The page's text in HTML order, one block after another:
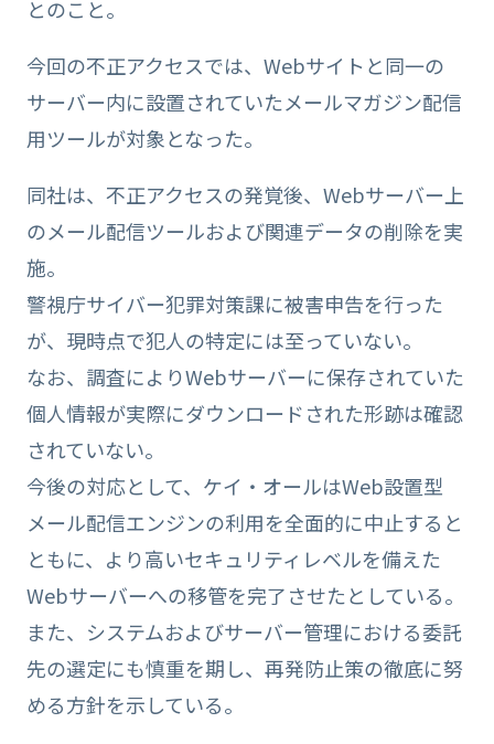
とのこと。
今回の不正アクセスでは、Webサイトと同一の
サーバー内に設置されていたメールマガジン配信
用ツールが対象となった。
同社は、不正アクセスの発覚後、Webサーバー上
のメール配信ツールおよび関連データの削除を実
施。
警視庁サイバー犯罪対策課に被害申告を行った
が、現時点で犯人の特定には至っていない。
なお、調査によりWebサーバーに保存されていた
個人情報が実際にダウンロードされた形跡は確認
されていない。
今後の対応として、ケイ・オールはWeb設置型
メール配信エンジンの利用を全面的に中止すると
ともに、より高いセキュリティレベルを備えた
Webサーバーへの移管を完了させたとしている。
また、システムおよびサーバー管理における委託
先の選定にも慎重を期し、再発防止策の徹底に努
める方針を示している。